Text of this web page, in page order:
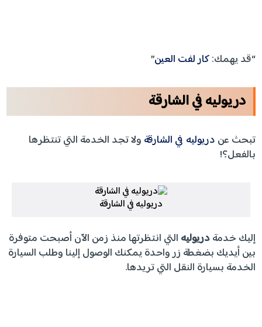
“قد يهمك:كار لفت العين”
دريوليه في الشارقة
تبحث عن دريوليه في الشارقة ولا تجد الخدمة التي تنتظرها
بالفعل؟!
دريوليه في الشارقة
إليك خدمةدريوليه التي انتظرتها منذ زمن الآن أصبحت متوفرة
بين أيديك بضغطة زر واحدة يمكنك الوصول إلينا وطلب السيارة
الخدمة بسيارة النقل التي تريدها.